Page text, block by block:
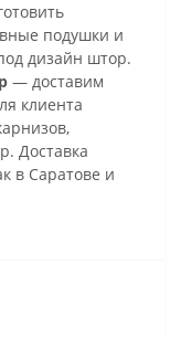
подушки и
дизайн штор.
— доставим
клиента
Доставка
в Саратове и